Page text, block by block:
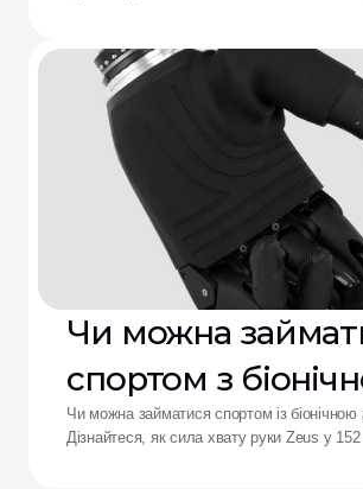
Aether
Чи можна
спортом з
рукою?
Чи можна займатися спортом із
Дізнайтеся, як сила хвату руки Zeus у 152